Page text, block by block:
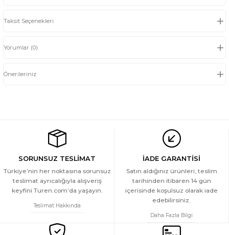
Taksit Seçenekleri
Yorumlar (0)
Önerileriniz
SORUNSUZ TESLİMAT
Türkiye’nin her noktasına sorunsuz
teslimat ayrıcalığıyla alışveriş
keyfini Turen.com’da yaşayın.
Teslimat Hakkında
İADE GARANTİSİ
Satın aldığınız ürünleri, teslim
tarihinden itibaren 14 gün
içerisinde koşulsuz olarak iade
edebilirsiniz.
Daha Fazla Bilgi